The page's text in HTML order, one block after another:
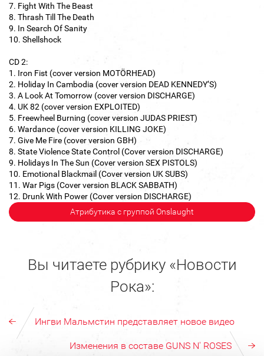
7. Fight With The Beast
8. Thrash Till The Death
9. In Search Of Sanity
10. Shellshock
CD 2:
1. Iron Fist (cover version MOTÖRHEAD)
2. Holiday In Cambodia (cover version DEAD KENNEDY’S)
3. A Look At Tomorrow (cover version DISCHARGE)
4. UK 82 (cover version EXPLOITED)
5. Freewheel Burning (cover version JUDAS PRIEST)
6. Wardance (cover version KILLING JOKE)
7. Give Me Fire (cover version GBH)
8. State Violence State Control (Cover version DISCHARGE)
9. Holidays In The Sun (Cover version SEX PISTOLS)
10. Emotional Blackmail (Cover version UK SUBS)
11. War Pigs (Cover version BLACK SABBATH)
12. Drunk With Power (Cover version DISCHARGE)
Атрибутика с группой Onslaught
Вы читаете рубрику «Новости
Рока»:
Ингви Мальмстин представляет новое видео
Изменения в составе GUNS N' ROSES